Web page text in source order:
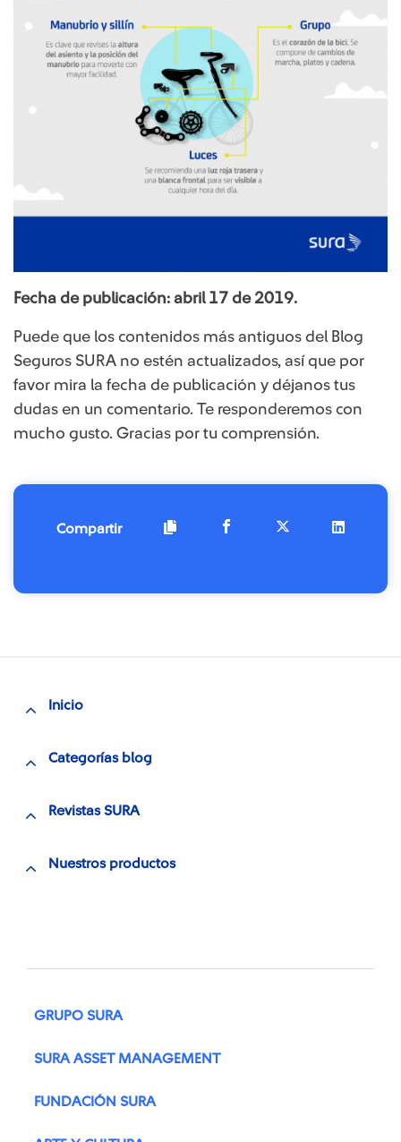
Fecha de publicación: abril​ 17 de 2019.
Puede que los contenidos más antiguos del Blog
Seguros SURA no estén actualizados, así que por
favor mira la fecha de publicación y déjanos tus
dudas en un comentario. Te responderemos con
mucho gusto. Gracias por tu comprensión.​
Compartir
Inicio
Categorías blog
Revistas SURA
Nuestros productos
GRUPO SURA
SURA ASSET MANAGEMENT
FUNDACIÓN SURA